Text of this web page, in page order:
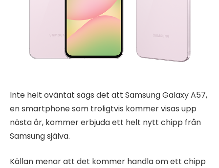
Inte helt oväntat sägs det att Samsung Galaxy A57,
en smartphone som troligtvis kommer visas upp
nästa år, kommer erbjuda ett helt nytt chipp från
Samsung själva.
Källan menar att det kommer handla om ett chipp